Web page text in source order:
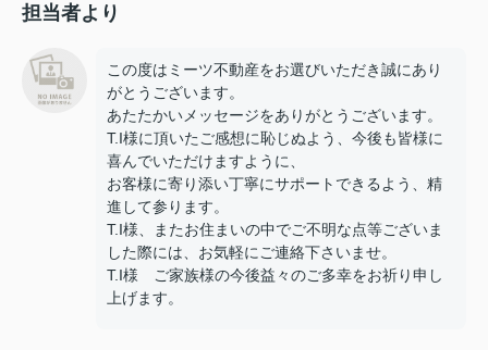
担当者より
この度はミーツ不動産をお選びいただき誠にあり
がとうございます。
あたたかいメッセージをありがとうございます。
T.I様に頂いたご感想に恥じぬよう、今後も皆様に
喜んでいただけますように、
お客様に寄り添い丁寧にサポートできるよう、精
進して参ります。
T.I様、またお住まいの中でご不明な点等ございま
した際には、お気軽にご連絡下さいませ。
T.I様 ご家族様の今後益々のご多幸をお祈り申し
上げます。